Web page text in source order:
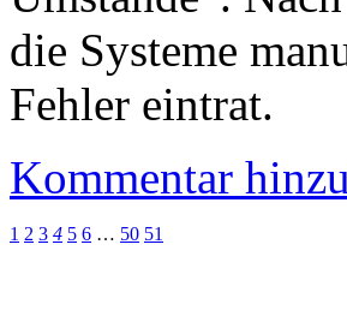
die Systeme
Fehler eintrat.
Kommentar
1 2 3 4 5 6 … 50 51